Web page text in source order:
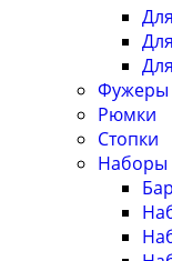
Фужеры
Рюмки
Стопки
Наборы